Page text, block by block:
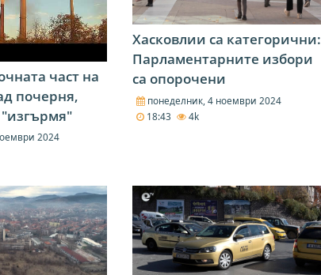
част на
почерня,
"изгърмя"
2024
Хасковлии са категорични:
Парламентарните избори
са опорочени
понеделник, 4 ноември 2024
18:43
4k